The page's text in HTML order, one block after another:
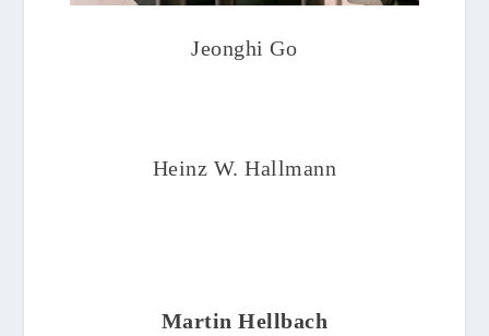
Jeonghi Go
Heinz W. Hallmann
Martin Hellbach